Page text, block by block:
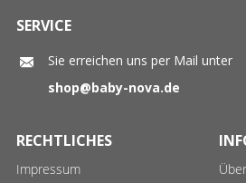
SERVICE
Sie erreichen uns per Mail unter
shop@baby-nova.de
RECHTLICHES
Impressum